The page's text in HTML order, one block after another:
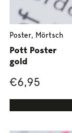
Poster, Mörtsch
Pott Poster
gold
€6,95